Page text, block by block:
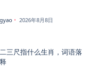
2026年8月8日
三尺指什么生肖，词语落